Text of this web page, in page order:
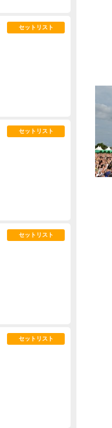
セットリスト
セットリスト
セットリスト
セットリスト